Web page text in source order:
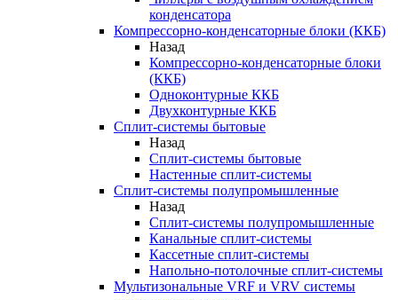
конденсатора
Компрессорно-конденсаторные блоки (ККБ)
Назад
Компрессорно-конденсаторные блоки
(ККБ)
Одноконтурные ККБ
Двухконтурные ККБ
Сплит-системы бытовые
Назад
Сплит-системы бытовые
Настенные сплит-системы
Сплит-системы полупромышленные
Назад
Сплит-системы полупромышленные
Канальные сплит-системы
Кассетные сплит-системы
Напольно-потолочные сплит-системы
Мультизональные VRF и VRV системы